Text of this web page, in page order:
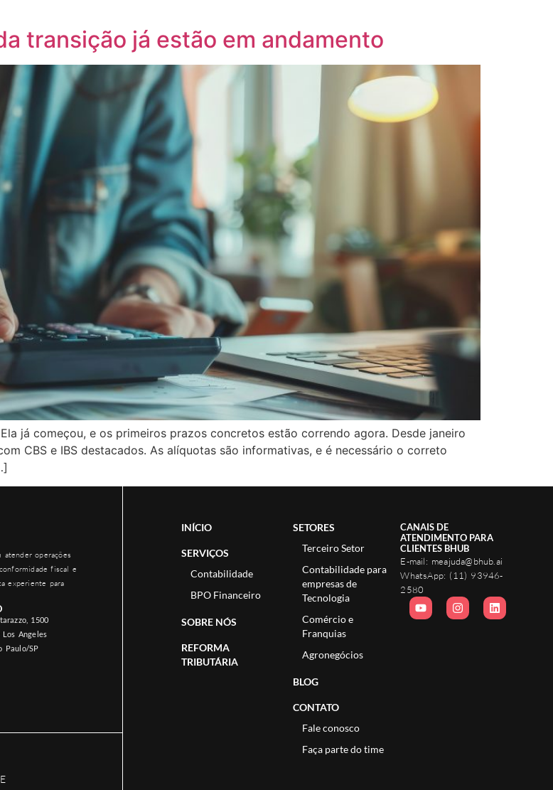
transição já estão em andamento
já começou, e os primeiros prazos concretos estão correndo agora. Desde janeiro
CBS e IBS destacados. As alíquotas são informativas, e é necessário o correto
atender operações
fiscal e
experiente para
1500
Los Angeles
Paulo/SP
INÍCIO
SERVIÇOS
Contabilidade
BPO Financeiro
SOBRE NÓS
REFORMA
TRIBUTÁRIA
SETORES
Terceiro Setor
Contabilidade para
empresas de
Tecnologia
Comércio e
Franquias
Agronegócios
BLOG
CONTATO
Fale conosco
Faça parte do time
CANAIS DE
ATENDIMENTO PARA
CLIENTES BHUB
E-mail: meajuda@bhub.ai
WhatsApp: (11) 93946-
2580